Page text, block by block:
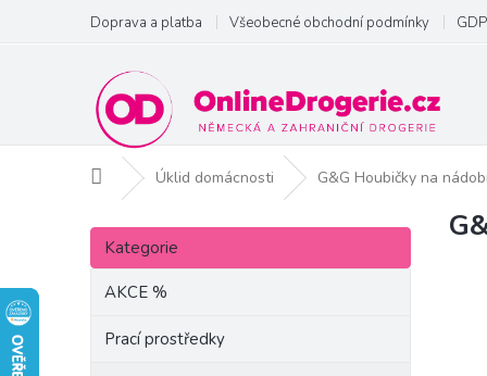
obsah
Doprava a platba Všeobecné obchodní podmínky
Domů Úklid domácnosti G&G Houbičky na
P
s
Přeskočit
kategorie
Kategorie
AKCE %
Prací prostředky